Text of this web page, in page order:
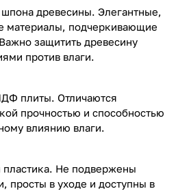
древесины. Элегантные,
материалы, подчеркивающие
защитить древесину
против влаги.
плиты. Отличаются
прочностью и способностью
влиянию влаги.
Не подвержены
просты в уходе и доступны в